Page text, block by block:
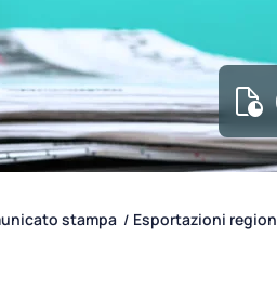
stampa / Esportazioni